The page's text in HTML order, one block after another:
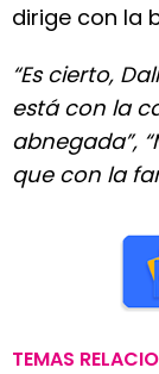
dirige con la
“Es cierto,
está con la
abnegada”,
que con la
TEMAS